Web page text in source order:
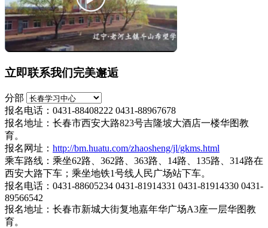
立即联系我们完美邂逅
分部
报名电话：0431-88408222 0431-88967678
报名地址：长春市西安大路823号吉隆坡大酒店一楼华图教
育。
报名网址： http://bm.huatu.com/zhaosheng/jl/gkms.html
乘车路线：乘坐62路、362路、363路、14路、135路、314路在
西安大路下车；乘坐地铁1号线人民广场站下车。
报名电话：0431-88605234 0431-81914331 0431-81914330 0431-
89566542
报名地址：长春市新城大街复地嘉年华广场A3座一层华图教
育。